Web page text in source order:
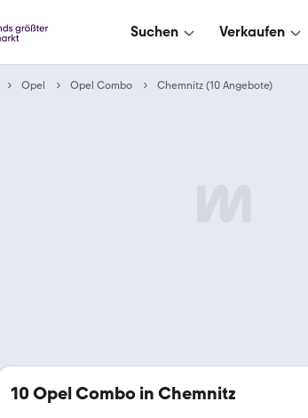
Suchen Verkaufen
Opel Opel Combo Chemnitz (10 Angebote)
10 Opel Combo in Chemnitz